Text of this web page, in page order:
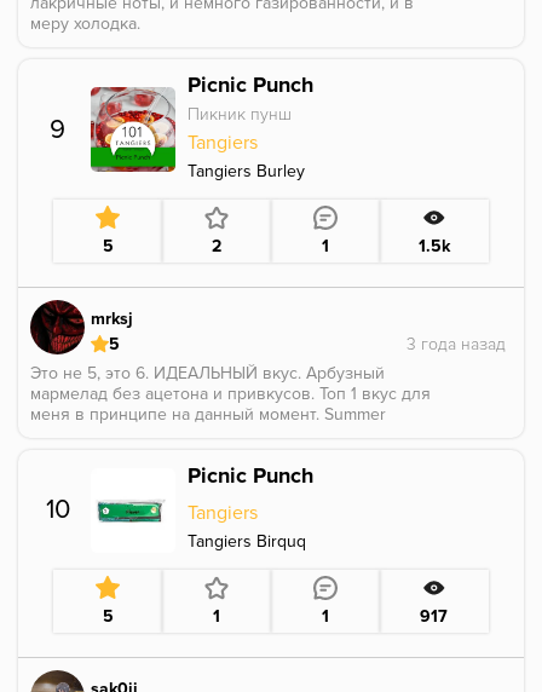
меру холодка.
9
Picnic Punch
Пикник пунш
Tangiers
Tangiers Burley
5 2 1 1.5k
mrksj
5
Это не 5, это 6. ИДЕАЛЬНЫЙ вкус. Арбузный
мармелад без ацетона и привкусов. Топ 1 вкус для
меня в принципе на данный момент. Summer
10
Picnic Punch
Tangiers
Tangiers Birquq
5 1 1 917